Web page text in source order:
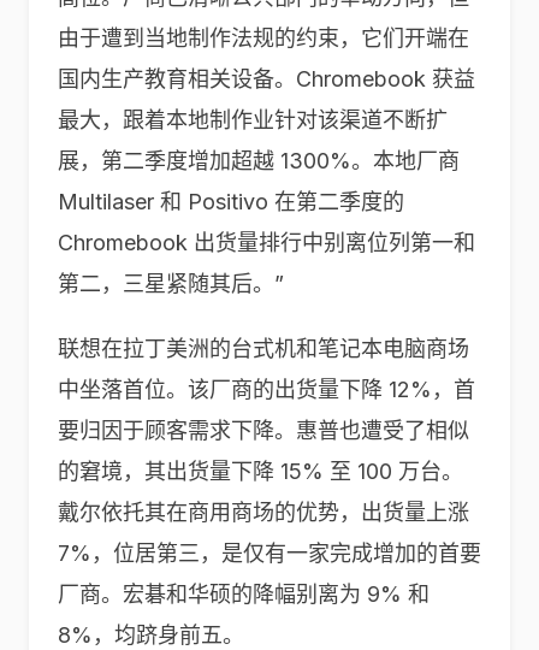
由于遭到当地制作法规的约束，它们开端在
国内生产教育相关设备。Chromebook 获益
最大，跟着本地制作业针对该渠道不断扩
展，第二季度增加超越 1300%。本地厂商
Multilaser 和 Positivo 在第二季度的
Chromebook 出货量排行中别离位列第一和
第二，三星紧随其后。”
联想在拉丁美洲的台式机和笔记本电脑商场
中坐落首位。该厂商的出货量下降 12%，首
要归因于顾客需求下降。惠普也遭受了相似
的窘境，其出货量下降 15% 至 100 万台。
戴尔依托其在商用商场的优势，出货量上涨
7%，位居第三，是仅有一家完成增加的首要
厂商。宏碁和华硕的降幅别离为 9% 和
8%，均跻身前五。